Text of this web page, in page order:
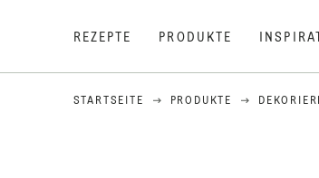
REZEPTE PRODUKTE
STARTSEITE PRODUKTE